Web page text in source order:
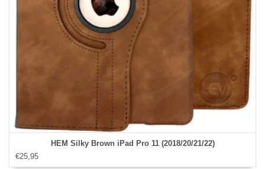
HEM Silky Brown iPad Pro 11 (2018/20/21/22)
€25,95